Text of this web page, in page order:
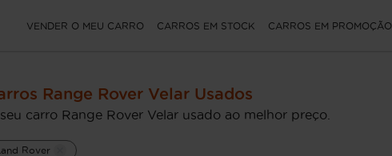
VENDER O MEU CARRO CARROS EM STOCK CARROS EM PROMOÇÃO
Range Rover Velar Usados
carro Range Rover Velar usado ao melhor preço.
Rover